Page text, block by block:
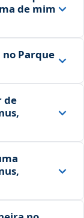
de mim
no Parque
de